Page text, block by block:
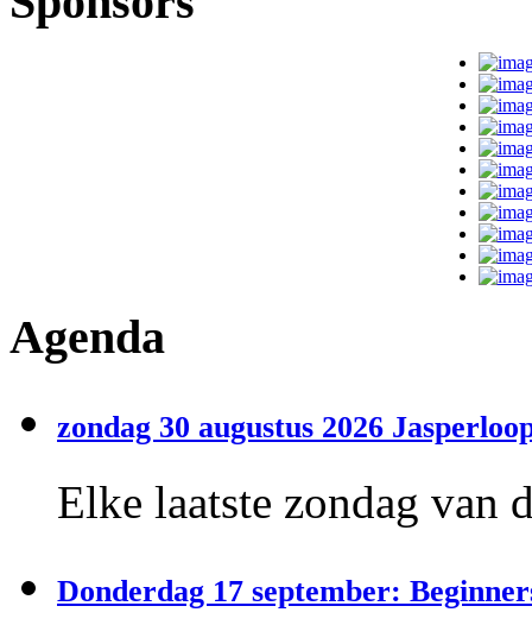
Agenda
zondag 30 augustus 2026
Elke laatste zondag van
Donderdag 17 september: